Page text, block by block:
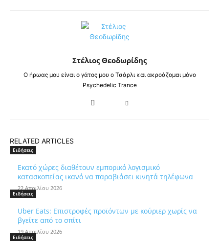
Στέλιος Θεοδωρίδης
Ο ήρωας μου είναι ο γάτος μου ο Τσάρλι και ακροάζομαι μόνο
Psychedelic Trance
RELATED ARTICLES
Ειδήσεις
Εκατό χώρες διαθέτουν εμπορικό λογισμικό
κατασκοπείας ικανό να παραβιάσει κινητά τηλέφωνα
22 Απριλίου 2026
Ειδήσεις
Uber Eats: Επιστροφές προϊόντων με κούριερ χωρίς να
βγείτε από το σπίτι
19 Απριλίου 2026
Ειδήσεις